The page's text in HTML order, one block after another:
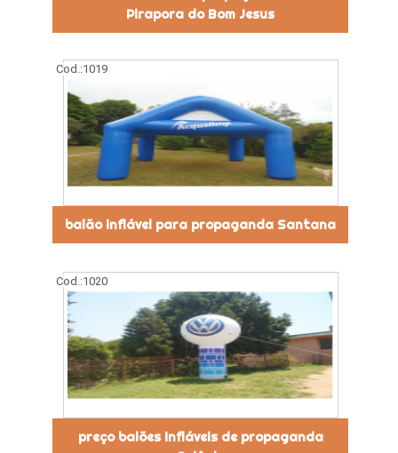
Pirapora do Bom Jesus
Cod.:1019
balão inflável para propaganda Santana
Cod.:1020
preço balões infláveis de propaganda